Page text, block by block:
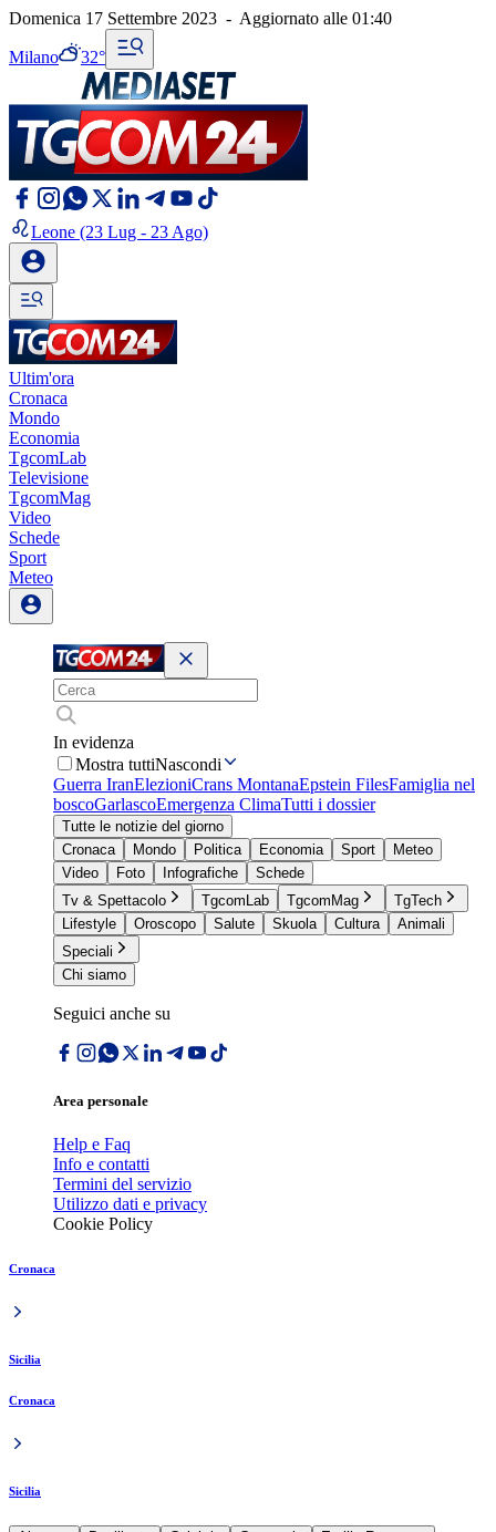
Domenica 17 Settembre 2023 - Aggiornato alle 01:40
Milano 32°
Leone (23 Lug - 23 Ago)
Ultim'ora
Cronaca
Mondo
Economia
TgcomLab
Televisione
TgcomMag
Video
Schede
Sport
Meteo
In evidenza
Mostra tuttiNascondi
Guerra IranElezioniCrans MontanaEpstein FilesFamiglia nel
boscoGarlascoEmergenza ClimaTutti i dossier
Tutte le notizie del giorno
Cronaca
Mondo Politica Economia Sport
Meteo
Video
Foto Infografiche
Schede
Tv & Spettacolo
TgcomLab TgcomMag
TgTech
Lifestyle
Oroscopo Salute Skuola Cultura
Animali
Speciali
Chi siamo
Seguici anche su
Area personale
Help e Faq
Info e contatti
Termini del servizio
Utilizzo dati e privacy
Cookie Policy
Cronaca
Sicilia
Cronaca
Sicilia